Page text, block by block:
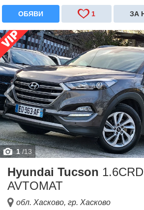
ОБЯВИ 1 ЗА
1/13
Hyundai Tucson
AVTOMAT
обл. Хасково, гр. Хасково